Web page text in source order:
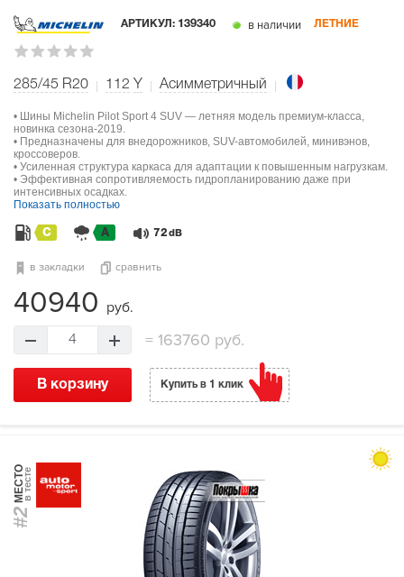
АРТИКУЛ: 139340 в наличии ЛЕТНИЕ
285/45 R20 112 Y Асимметричный
• Шины Michelin Pilot Sport 4 SUV — летняя модель премиум-класса,
новинка сезона-2019.
• Предназначены для внедорожников, SUV-автомобилей, минивэнов,
кроссоверов.
• Усиленная структура каркаса для адаптации к повышенным нагрузкам.
• Эффективная сопротивляемость гидропланированию даже при
интенсивных осадках.
Показать полностью
C A 72 dB
в закладки сравнить
40940 руб.
4 =163760 руб.
В корзину Купить в 1 клик
#2
МЕСТОв тесте